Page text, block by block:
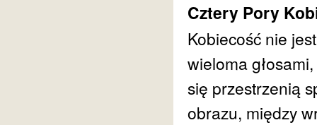
Cztery Pory
Kobiecość nie
wieloma
się przestrzenią
obrazu, między